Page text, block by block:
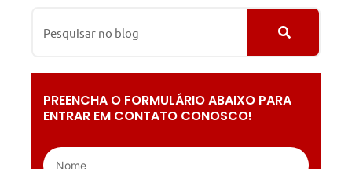
PREENCHA O FORMULÁRIO ABAIXO PARA
ENTRAR EM CONTATO CONOSCO!